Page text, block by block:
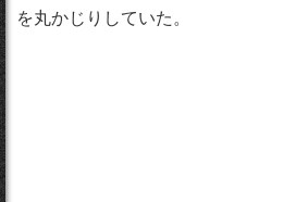
を丸かじりしていた。